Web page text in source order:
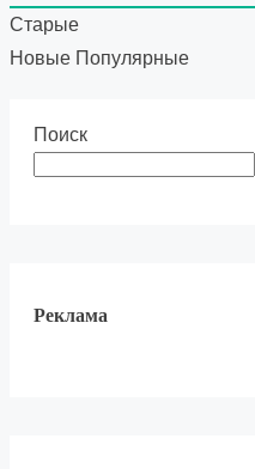
Старые
Новые Популярные
Поиск
Реклама